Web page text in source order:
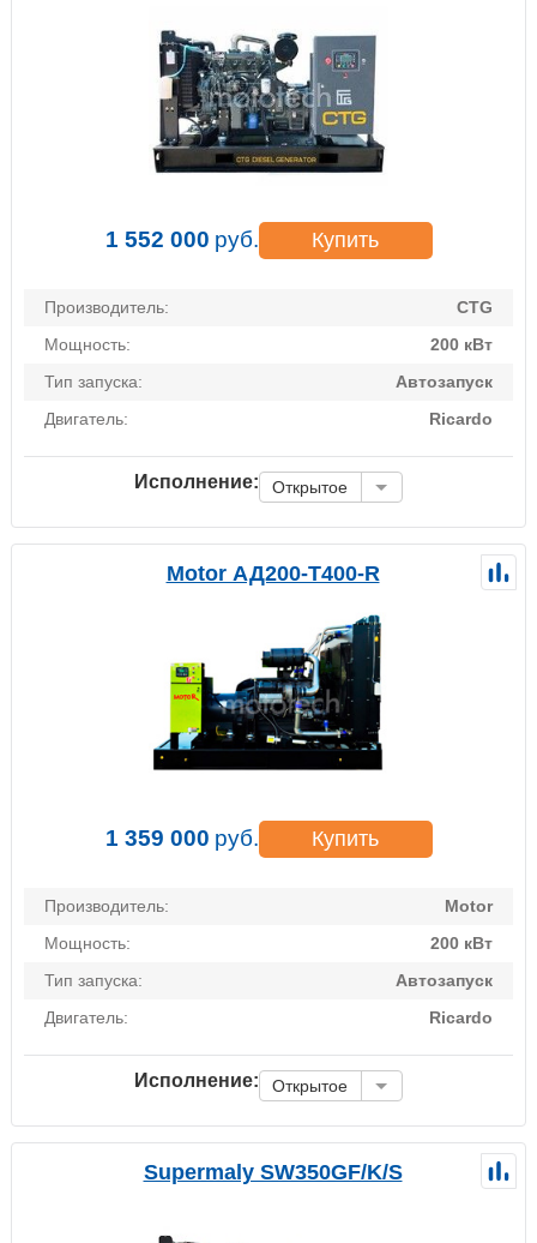
1 552 000 руб. Купить
Производитель:
CTG
Мощность:
200 кВт
Тип запуска:
Автозапуск
Двигатель:
Ricardo
Исполнение: Открытое
Motor АД200-Т400-R
1 359 000 руб. Купить
Производитель:
Motor
Мощность:
200 кВт
Тип запуска:
Автозапуск
Двигатель:
Ricardo
Исполнение: Открытое
Supermaly SW350GF/K/S